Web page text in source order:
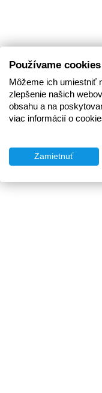
Používame cookies
Môžeme ich umiestniť
zlepšenie našich
obsahu a na
viac informácií o
Zamietnuť